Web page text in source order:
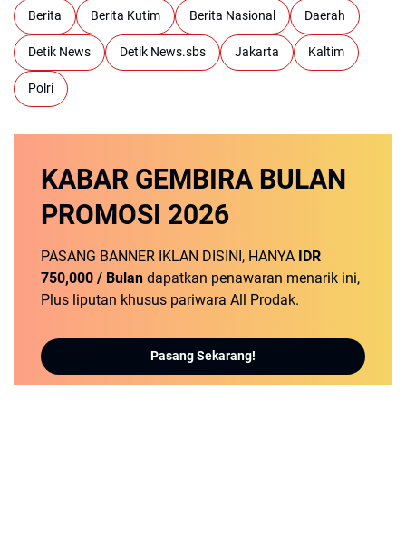
Berita Berita Kutim Berita Nasional Daerah
Detik News Detik News.sbs Jakarta Kaltim
Polri
KABAR GEMBIRA BULAN
PROMOSI 2026
PASANG BANNER IKLAN DISINI, HANYA IDR
750,000 / Bulan dapatkan penawaran menarik ini,
Plus liputan khusus pariwara All Prodak.
Pasang Sekarang!